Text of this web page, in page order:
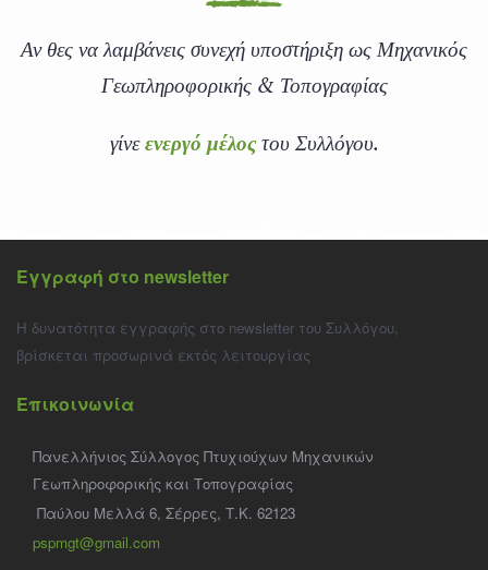
Αν θες να λαμβάνεις συνεχή υποστήριξη ως Μηχανικός
Γεωπληροφορικής & Τοπογραφίας
γίνεενεργό μέλοςτου Συλλόγου.
Εγγραφή στο newsletter
Η δυνατότητα εγγραφής στο newsletter του Συλλόγου,
βρίσκεται προσωρινά εκτός λειτουργίας
Επικοινωνία
Πανελλήνιος Σύλλογος Πτυχιούχων Μηχανικών
Γεωπληροφορικής και Τοπογραφίας
Παύλου Μελλά 6, Σέρρες, Τ.Κ. 62123
pspmgt@gmail.com